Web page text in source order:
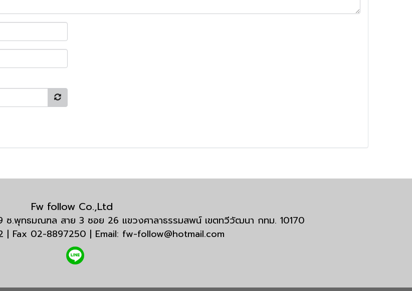
Fw follow Co.,Ltd
.พุทธมณฑล สาย 3 ซอย 26 แขวงศาลาธรรมสพน์ เขตทวีวัฒนา กทม. 10170
| Fax 02-8897250 | Email: fw-follow@hotmail.com